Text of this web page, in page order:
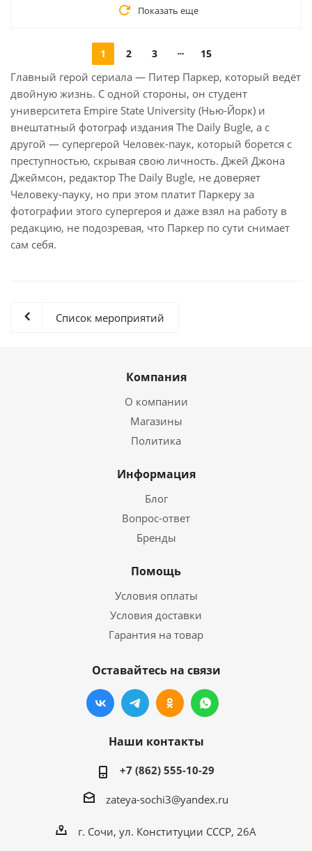
Показать еще
1 2 3 15
Главный герой сериала — Питер Паркер, который ведёт
двойную жизнь. С одной стороны, он студент
университета Empire State University (Нью-Йорк) и
внештатный фотограф издания The Daily Bugle, а с
другой — супергерой Человек-паук, который борется с
преступностью, скрывая свою личность. Джей Джона
Джеймсон, редактор The Daily Bugle, не доверяет
Человеку-пауку, но при этом платит Паркеру за
фотографии этого супергероя и даже взял на работу в
редакцию, не подозревая, что Паркер по сути снимает
сам себя.
Список мероприятий
Компания
О компании
Магазины
Политика
Информация
Блог
Вопрос-ответ
Бренды
Помощь
Условия оплаты
Условия доставки
Гарантия на товар
Оставайтесь на связи
Наши контакты
+7 (862) 555-10-29
zateya-sochi3@yandex.ru
г. Сочи, ул. Конституции СССР, 26А